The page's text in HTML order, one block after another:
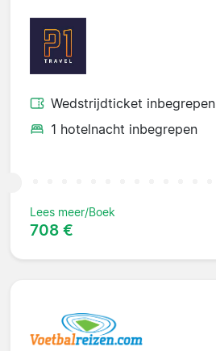
Wedstrijdticket inbegrepen
1 hotelnacht inbegrepen
Lees meer/Boek
708 €